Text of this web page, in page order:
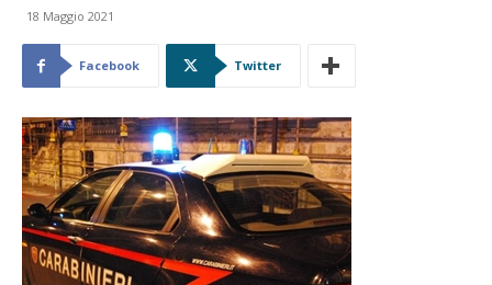
18 Maggio 2021
Facebook Twitter